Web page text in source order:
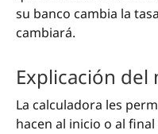
su banco cambia la
cambiará.
Explicación
La calculadora les
hacen al inicio o al